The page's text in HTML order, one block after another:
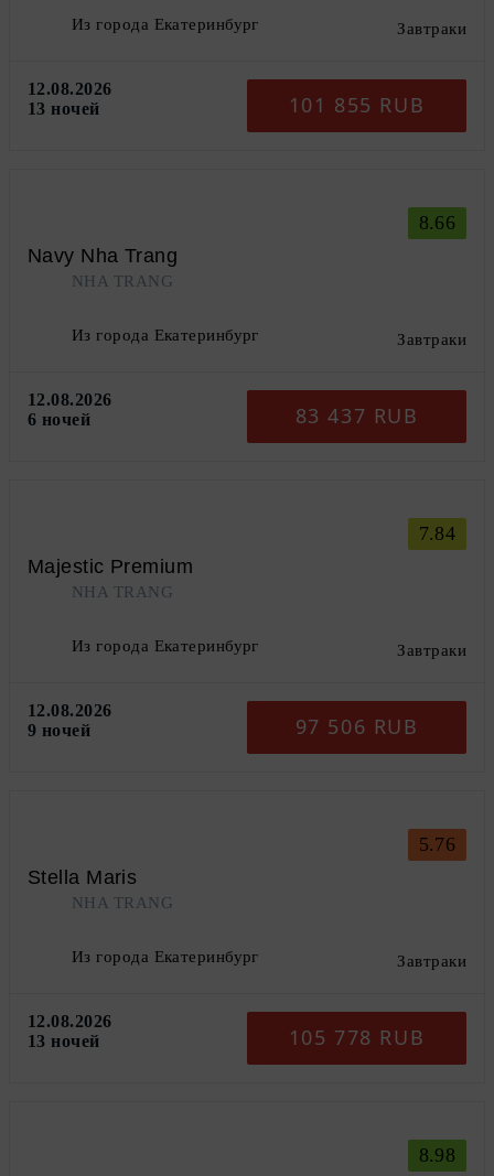
Из города Екатеринбург Завтраки
12.08.2026
13 ночей
101 855 RUB
8.66
Navy Nha Trang
NHA TRANG
Из города Екатеринбург Завтраки
12.08.2026
6 ночей
83 437 RUB
7.84
Majestic Premium
NHA TRANG
Из города Екатеринбург Завтраки
12.08.2026
9 ночей
97 506 RUB
5.76
Stella Maris
NHA TRANG
Из города Екатеринбург Завтраки
12.08.2026
13 ночей
105 778 RUB
8.98